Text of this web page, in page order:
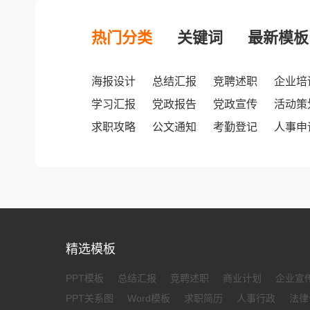
热门分类 关键词 最新模板
海报设计 总结汇报 竞聘述职
企业培
学习汇报
党政报告 党政宣传
活动策
求职攻略
公文通知 考勤登记 人事申
精选模板
PPT模板 总结汇报 竞聘述职 商业计划
企业宣
PPT关系图
Word模板 求职简历 人事行政 法